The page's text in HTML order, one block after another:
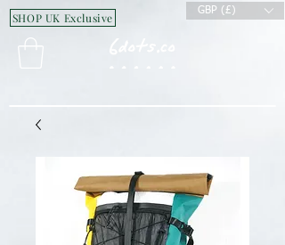
GBP (£)
SHOP UK Exclusive